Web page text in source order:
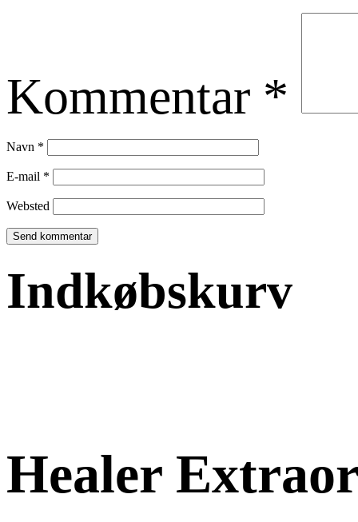
Kommentar *
Navn *
E-mail *
Websted
Indkøbskurv
Healer